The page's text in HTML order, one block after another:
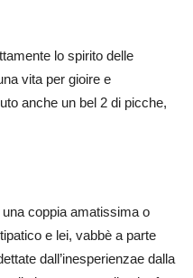
lo spirito delle
vita per gioire e
anche un bel 2 di picche,
coppia amatissima o
e lei, vabbè a parte
dall’inesperienzae dalla